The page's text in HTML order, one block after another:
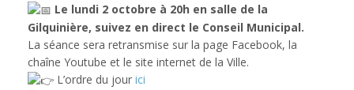
Le lundi 2 octobre à 20h en salle de la
Gilquinière, suivez en direct le Conseil Municipal.
La séance sera retransmise sur la page Facebook, la
chaîne Youtube et le site internet de la Ville.
L’ordre du jour ici